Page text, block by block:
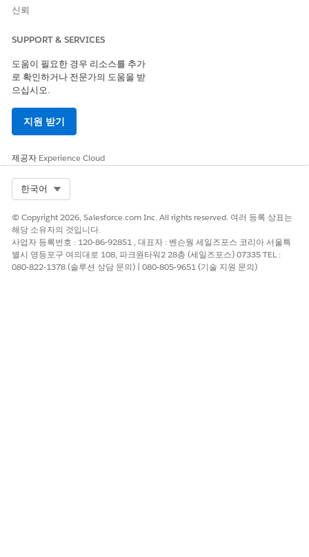
신뢰
SUPPORT & SERVICES
도움이 필요한 경우 리소스를 추가
로 확인하거나 전문가의 도움을 받
으십시오.
지원 받기
제공자 Experience Cloud
한국어
© Copyright 2026, Salesforce.com Inc. All rights reserved. 여러 등록 상표는
해당 소유자의 것입니다.
사업자 등록번호 : 120-86-92851 , 대표자 : 벤슨웡 세일즈포스 코리아 서울특
별시 영등포구 여의대로 108, 파크원타워2 28층 (세일즈포스) 07335 TEL :
080-822-1378 (솔루션 상담 문의) | 080-805-9651 (기술 지원 문의)